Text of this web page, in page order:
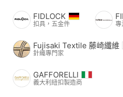
FIDLOCK
扣具，五金件 專
Fujisaki Textile 藤崎纖維
針織專門家
GAFFORELLI
義大利紐扣製造商